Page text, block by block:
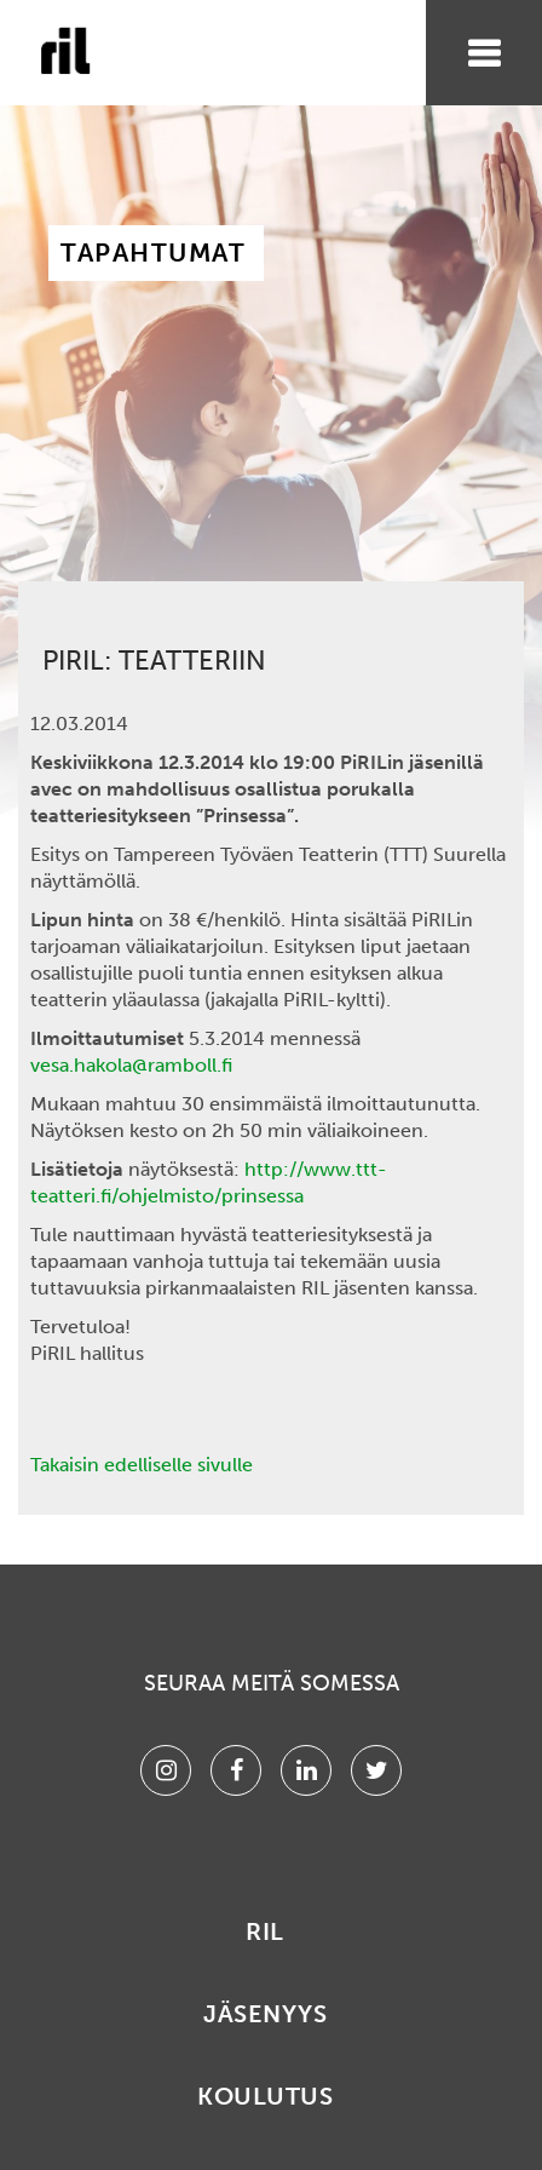
TAPAHTUMAT
PIRIL: TEATTERIIN
12.03.2014
Keskiviikkona 12.3.2014 klo 19:00 PiRILin jäsenillä
avec on mahdollisuus osallistua porukalla
teatteriesitykseen ”Prinsessa”.
Esitys on Tampereen Työväen Teatterin (TTT) Suurella
näyttämöllä.
Lipun hinta on 38 €/henkilö. Hinta sisältää PiRILin
tarjoaman väliaikatarjoilun. Esityksen liput jaetaan
osallistujille puoli tuntia ennen esityksen alkua
teatterin yläaulassa (jakajalla PiRIL-kyltti).
Ilmoittautumiset 5.3.2014 mennessä
vesa.hakola@ramboll.fi
Mukaan mahtuu 30 ensimmäistä ilmoittautunutta.
Näytöksen kesto on 2h 50 min väliaikoineen.
Lisätietoja näytöksestä: http://www.ttt-
teatteri.fi/ohjelmisto/prinsessa
Tule nauttimaan hyvästä teatteriesityksestä ja
tapaamaan vanhoja tuttuja tai tekemään uusia
tuttavuuksia pirkanmaalaisten RIL jäsenten kanssa.
Tervetuloa!
PiRIL hallitus
Takaisin edelliselle sivulle
SEURAA MEITÄ SOMESSA
InstagramFacebookLinkedinTwitter
RIL
JÄSENYYS
KOULUTUS